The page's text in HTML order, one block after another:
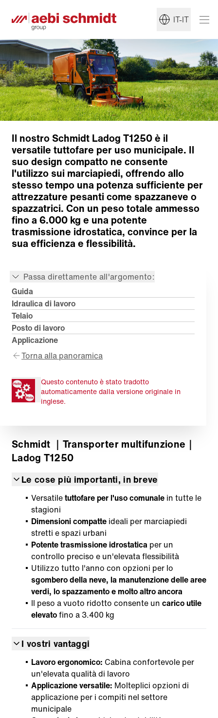
IT-IT
Il nostro Schmidt Ladog T1250 è il
versatile tuttofare per uso municipale. Il
suo design compatto ne consente
l'utilizzo sui marciapiedi, offrendo allo
stesso tempo una potenza sufficiente per
attrezzature pesanti come spazzaneve o
spazzatrici. Con un peso totale ammesso
fino a 6.000 kg e una potente
trasmissione idrostatica, convince per la
sua efficienza e flessibilità.
Passa direttamente all'argomento:
Guida
Idraulica di lavoro
Telaio
Posto di lavoro
Applicazione
Torna alla panoramica
Questo contenuto è stato tradotto
automaticamente dalla versione originale in
inglese.
Schmidt ｜Transporter multifunzione ｜
Ladog T1250
Le cose più importanti, in breve
Versatiletuttofare per l'uso comunale in tutte le
stagioni
Dimensioni compatte ideali per marciapiedi
stretti e spazi urbani
Potente trasmissione idrostatica per un
controllo preciso e un'elevata flessibilità
Utilizzo tutto l'anno con opzioni per lo
sgombero della neve, la manutenzione delle aree
verdi, lo spazzamento e molto altro ancora
Il peso a vuoto ridotto consente un carico utile
elevatofino a 3.400 kg
I vostri vantaggi
Lavoro ergonomico: Cabina confortevole per
un'elevata qualità di lavoro
Applicazione versatile: Molteplici opzioni di
applicazione per i compiti nel settore
municipale